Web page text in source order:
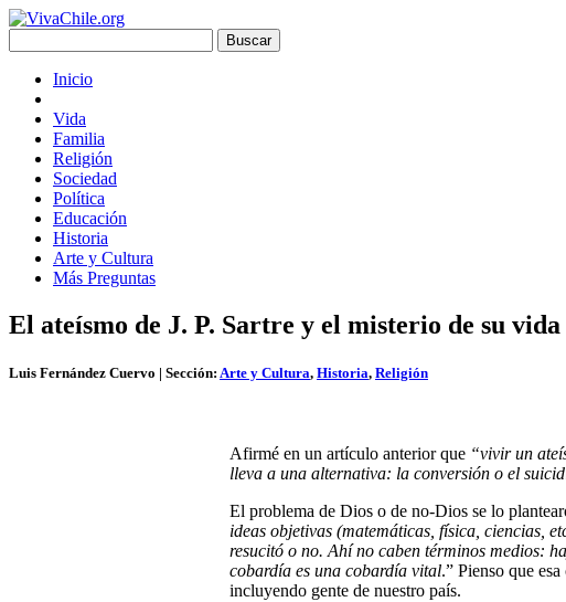
Inicio
Vida
Familia
Religión
Sociedad
Política
Educación
Historia
Arte y Cultura
Más Preguntas
El ateísmo de J. P. Sartre y el misterio de su vida
Luis Fernández Cuervo | Sección: Arte y Cultura, Historia, Religión
Afirmé en un artículo anterior que “vivir un
lleva a una alternativa: la conversión o el
El problema de Dios o de no-Dios se lo
ideas objetivas (matemáticas, física, ciencias,
resucitó o no. Ahí no caben términos medios:
cobardía es una cobardía vital.” Pienso que
incluyendo gente de nuestro país.